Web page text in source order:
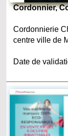
Cordonnier,
Cordonnierie
centre ville de
Date de